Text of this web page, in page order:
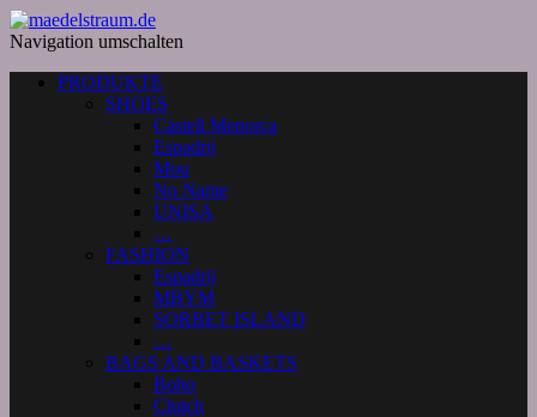
Navigation umschalten
PRODUKTE
SHOES
Castell Menorca
Espadrij
Mou
No Name
UNISA
…
FASHION
Espadrij
MBYM
SORBET ISLAND
…
BAGS AND BASKETS
Boho
Clutch